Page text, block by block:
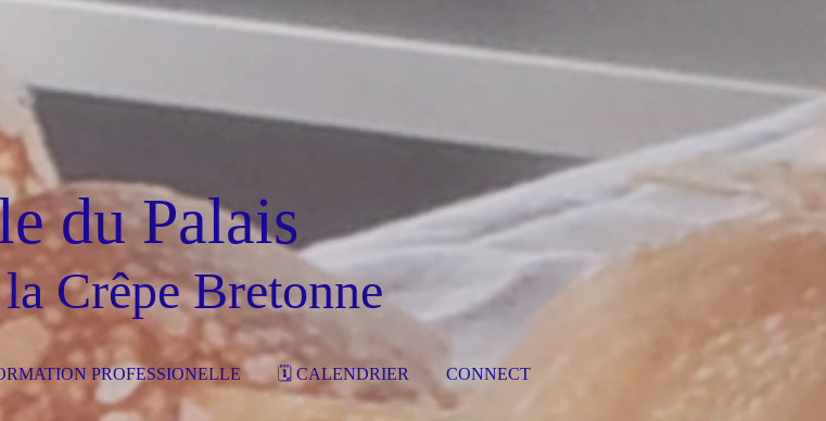
du Palais
Crêpe Bretonne
PROFESSIONELLE 🗓 CALENDRIER CONNECT